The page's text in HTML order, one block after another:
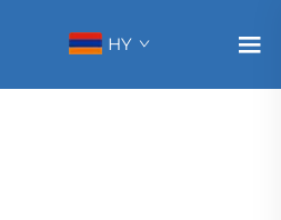
HY